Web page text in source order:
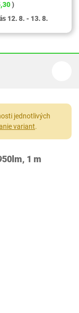
)
12. 8. - 13. 8.
jednotlivých
variant.
1 m